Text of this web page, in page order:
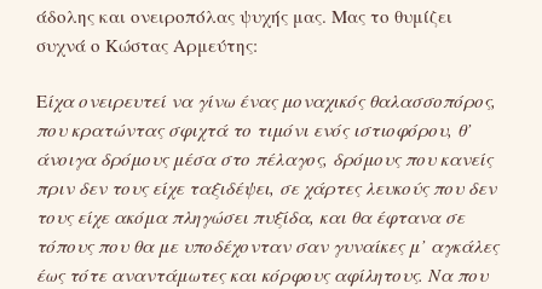
άδολης και ονειροπόλας ψυχής μας. Μας το θυμίζει
συχνά ο Κώστας Αρμεύτης:
Είχα ονειρευτεί να γίνω ένας μοναχικός θαλασσοπόρος,
που κρατώντας σφιχτά το τιμόνι ενός ιστιοφόρου, θ’
άνοιγα δρόμους μέσα στο πέλαγος, δρόμους που κανείς
πριν δεν τους είχε ταξιδέψει, σε χάρτες λευκούς που δεν
τους είχε ακόμα πληγώσει πυξίδα, και θα έφτανα σε
τόπους που θα με υποδέχονταν σαν γυναίκες μ’ αγκάλες
έως τότε αναντάμωτες και κόρφους αφίλητους. Να που